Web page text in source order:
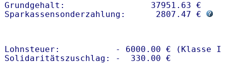
Grundgehalt:                 37951.63 €
Sparkassensonderzahlung:      2807.47 €
Lohnsteuer:           - 6000.00 € (Klasse I)
Solidaritätszuschlag: -  330.00 €